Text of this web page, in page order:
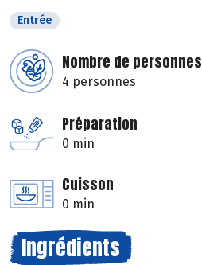
Entrée
Nombre de personnes
4 personnes
Préparation
0 min
Cuisson
0 min
Ingrédients